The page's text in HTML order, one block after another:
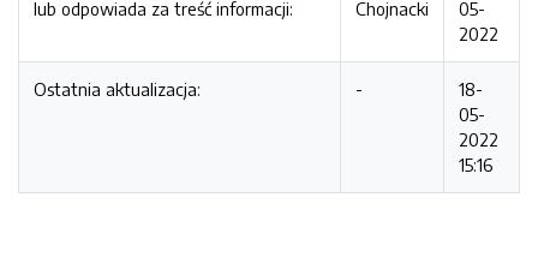
lub odpowiada za treść informacji: Chojnacki
05-
2022
Ostatnia aktualizacja: -
18-
05-
2022
15:16